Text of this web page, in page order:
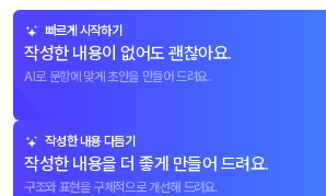
빠르게 시작하기
작성한 내용이 없어도 괜찮아요.
AI로 문항에 맞게 초안을 만들어 드려요.
작성한 내용 다듬기
작성한 내용을 더 좋게 만들어 드려요.
구조와 표현을 구체적으로 개선해 드려요.